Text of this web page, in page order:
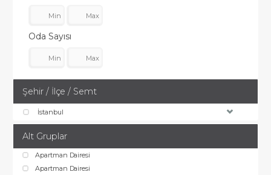
Oda Sayısı
Şehir / İlçe / Semt
İstanbul
Alt Gruplar
Apartman Dairesi
Apartman Dairesi